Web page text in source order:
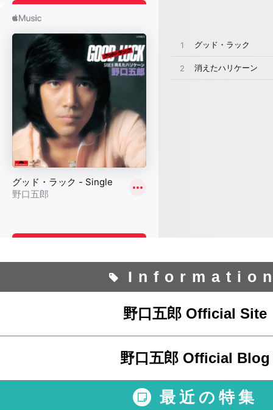
野口五郎 Official Site
野口五郎 Official Blog
最近の特集